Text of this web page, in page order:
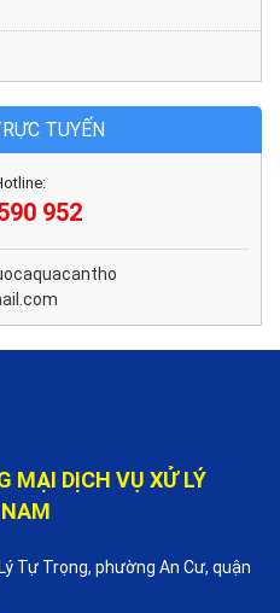
TUYẾN
952
MẠI DỊCH VỤ XỬ LÝ
Tự Trọng, phường An Cư, quận